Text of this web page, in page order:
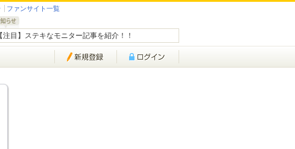
ファンサイト一覧
【注目】ステキなモニター記事を紹介！！